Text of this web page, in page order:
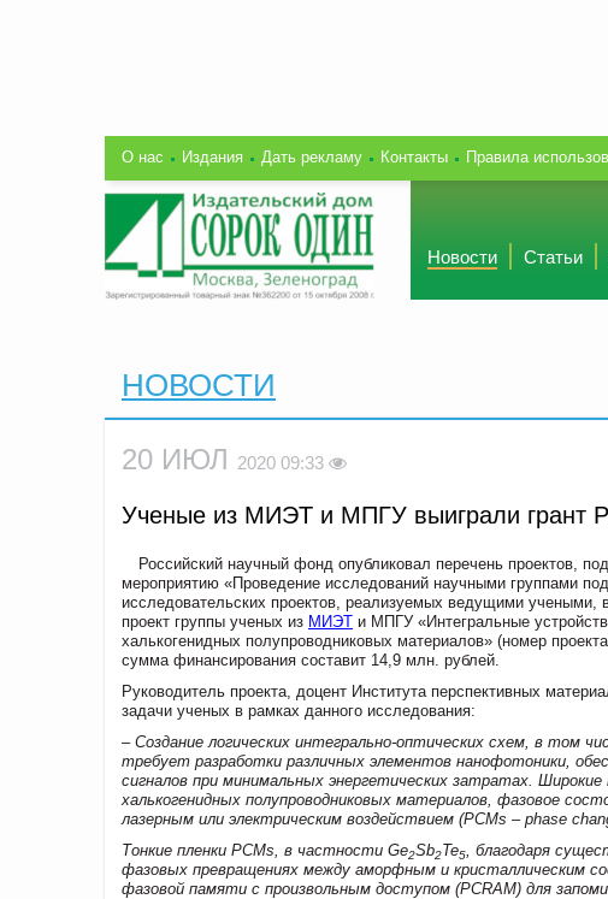
О нас Издания Дать рекламу Контакты Правила
Новости Статьи
НОВОСТИ
20 ИЮЛ 2020 09:33
Ученые из МИЭТ и МПГУ выиграли грант
Российский научный фонд опубликовал перечень проектов,
мероприятию «Проведение исследований научными группами
исследовательских проектов, реализуемых ведущими
проект группы ученых из МИЭТ и МПГУ «Интегральные
халькогенидных полупроводниковых материалов» (номер
сумма финансирования составит 14,9 млн. рублей.
Руководитель проекта, доцент Института перспективных
задачи ученых в рамках данного исследования:
– Создание логических интегрально-оптических схем, в том
требует разработки различных элементов нанофотоники,
сигналов при минимальных энергетических затратах.
халькогенидных полупроводниковых материалов, фазовое
лазерным или электрическим воздействием (PCMs – phase
Тонкие пленки PCMs, в частности Ge2Sb2Te5
, благодаря
фазовых превращениях между аморфным и кристаллическим
фазовой памяти с произвольным доступом (PCRAM) для